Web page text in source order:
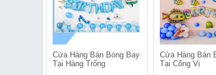
Cửa Hàng Bán Bóng Bay
Tại Hàng Trống
Cửa Hàng Bán
Tại Cống Vị